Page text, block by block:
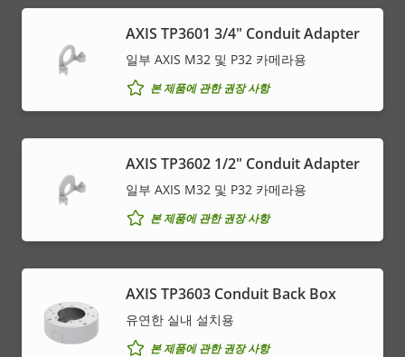
AXIS TP3601 3/4" Conduit Adapter
일부 AXIS M32 및 P32 카메라용
본 제품에 관한 권장 사항
AXIS TP3602 1/2" Conduit Adapter
일부 AXIS M32 및 P32 카메라용
본 제품에 관한 권장 사항
AXIS TP3603 Conduit Back Box
유연한 실내 설치용
본 제품에 관한 권장 사항